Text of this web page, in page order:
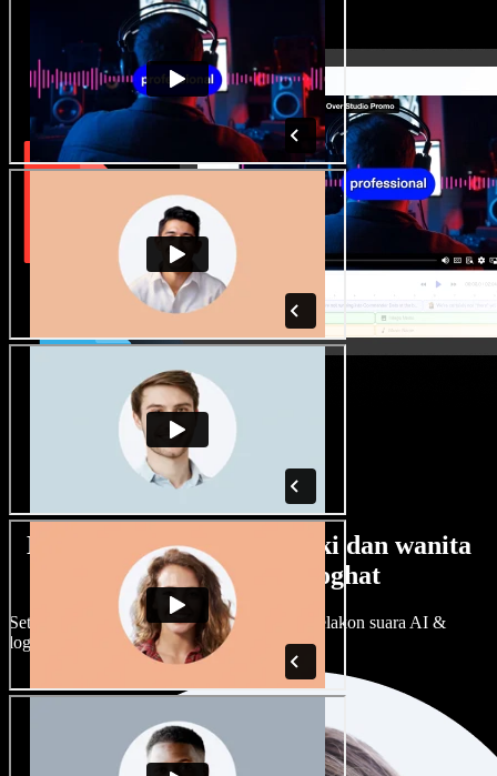
Banyak pilihan suara lelaki dan wanita
dengan pelbagai loghat
Setiap projek boleh jadi unik. Pilih ratusan pelakon suara AI &
loghat, laraskan ikut cita rasa anda.